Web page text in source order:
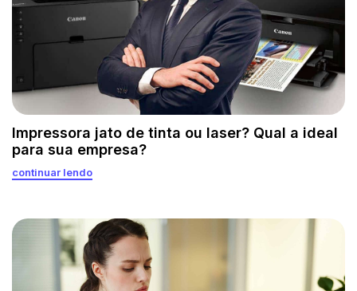
Impressora jato de tinta ou laser? Qual a ideal
para sua empresa?
continuar lendo